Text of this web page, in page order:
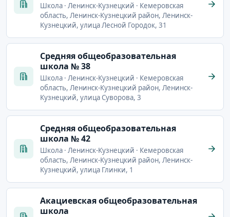
Школа · Ленинск-Кузнецкий · Кемеровская
область, Ленинск-Кузнецкий район, Ленинск-
Кузнецкий, улица Лесной Городок, 31
Cредняя общеобразовательная
школа № 38
Школа · Ленинск-Кузнецкий · Кемеровская
область, Ленинск-Кузнецкий район, Ленинск-
Кузнецкий, улица Суворова, 3
Cредняя общеобразовательная
школа № 42
Школа · Ленинск-Кузнецкий · Кемеровская
область, Ленинск-Кузнецкий район, Ленинск-
Кузнецкий, улица Глинки, 1
Акациевская общеобразовательная
школа